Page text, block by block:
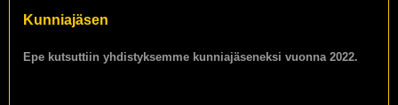
Kunniajäsen
Epe kutsuttiin yhdistyksemme kunniajäseneksi vuonna 2022.